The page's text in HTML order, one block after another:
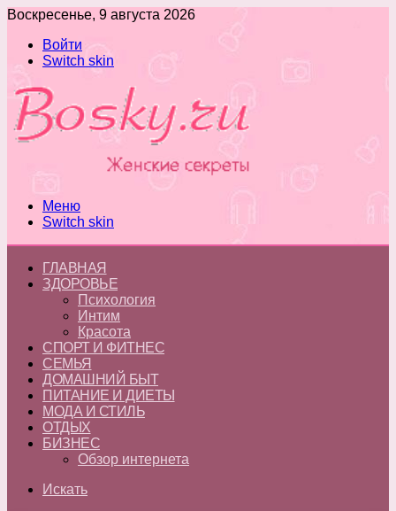
Воскресенье, 9 августа 2026
Войти
Switch skin
Меню
Switch skin
ГЛАВНАЯ
ЗДОРОВЬЕ
Психология
Интим
Красота
СПОРТ И ФИТНЕС
СЕМЬЯ
ДОМАШНИЙ БЫТ
ПИТАНИЕ И ДИЕТЫ
МОДА И СТИЛЬ
ОТДЫХ
БИЗНЕС
Обзор интернета
Искать